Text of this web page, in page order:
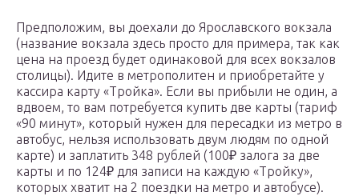
Предположим, вы доехали до Ярославского вокзала
(название вокзала здесь просто для примера, так как
цена на проезд будет одинаковой для всех вокзалов
столицы). Идите в метрополитен и приобретайте у
кассира карту «Тройка». Если вы прибыли не один, а
вдвоем, то вам потребуется купить две карты (тариф
«90 минут», который нужен для пересадки из метро в
автобус, нельзя использовать двум людям по одной
карте) и заплатить 348 рублей (100₽ залога за две
карты и по 124₽ для записи на каждую «Тройку»,
которых хватит на 2 поездки на метро и автобусе).